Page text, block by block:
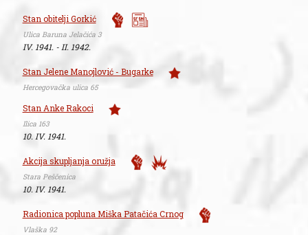
Stan obitelji Gorkić
Ulica Baruna Jelačića 3
IV. 1941. - II. 1942.
Stan Jelene Manojlović - Bugarke
Hercegovačka ulica 65
Stan Anke Rakoci
Ilica 163
10. IV. 1941.
Akcija skupljanja oružja
Stara Peščenica
10. IV. 1941.
Radionica popluna Miška Patačića Crnog
Vlaška 92